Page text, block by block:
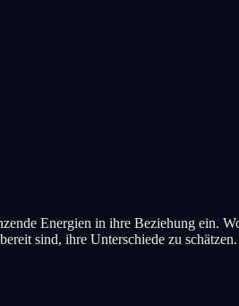
Energien in ihre Beziehung ein.
sind, ihre Unterschiede zu schätzen.